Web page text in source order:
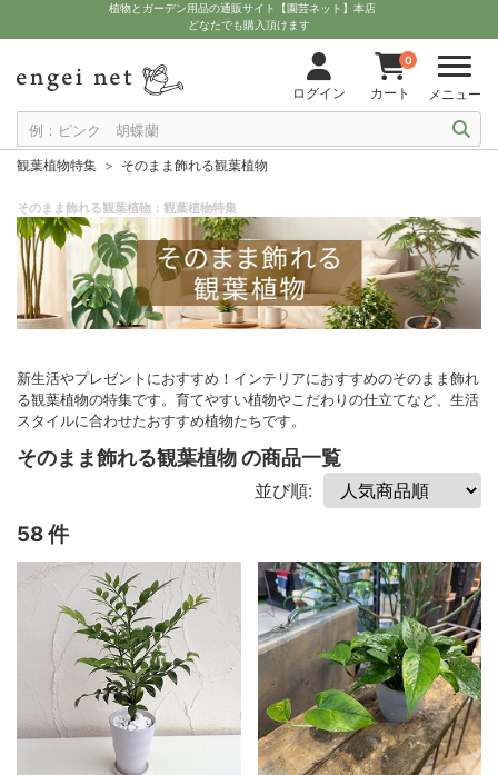
植物とガーデン用品の通販サイト【園芸ネット】本店
どなたでも購入頂けます
ログイン
0
カート メニュー
観葉植物特集 そのまま飾れる観葉植物
そのまま飾れる観葉植物：観葉植物特集
新生活やプレゼントにおすすめ！インテリアにおすすめのそのまま飾れ
る観葉植物の特集です。育てやすい植物やこだわりの仕立てなど、生活
スタイルに合わせたおすすめ植物たちです。
そのまま飾れる観葉植物 の商品一覧
並び順:
58 件